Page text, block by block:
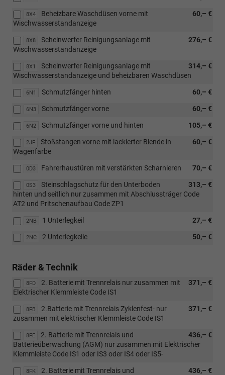
8X4 60,– €
Beheizbare Waschdüsen vorne mit
Wischwasserstandanzeige
8X8 276,– €
Scheinwerfer Reinigungsanlage mit
Wischwasserstandanzeige
8X1 314,– €
Scheinwerfer Reinigungsanlage mit
Wischwasserstandanzeige und beheizbaren Waschdüsen
6N1 60,– €
Schmutzfänger hinten
6N3 60,– €
Schmutzfänger vorne
6N2 105,– €
Schmutzfänger vorne und hinten
2JF 60,– €
Stoßstangen vorne mit lackierter Blende in
Wagenfarbe
0D3 70,– €
Fahrerhaustüren mit verstärkten Scharnieren
0S3 313,– €
Steinschlagschutz für den Unterboden
hinten und seitlich nur zusammen mit Abschlussträger Code
AT2 und Pritschenaufbau Code ZP1
2NB 27,– €
1 Unterlegkeil
2NC 50,– €
2 Unterlegkeile
Räder & Technik
8FD 371,– €
2. Batterie mit Trennrelais nur zusammen mit
Elektrischer Klemmleiste Code IS1
8FB 371,– €
2.Batterie mit Trennrelais Zyklenfest- nur
zusammen mit elektrischer Klemmleiste Code IS1
8FE 436,– €
2. Batterie mit Trennrelais und
Batterieüberwachung (AGM) nur zusammen mit Elektrischer
Klemmleiste Code IS1 oder IS3 oder IS4 oder IS5-
8FK 436,– €
2. Batterie mit Trennrelais und